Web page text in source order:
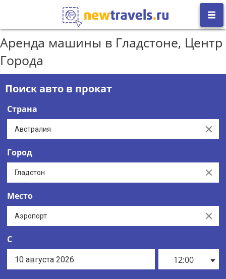
Аренда машины в Гладстоне, Центр
Города
Поиск авто в прокат
Страна
Clear
Город
Clear
Место
Clear
С
12:00